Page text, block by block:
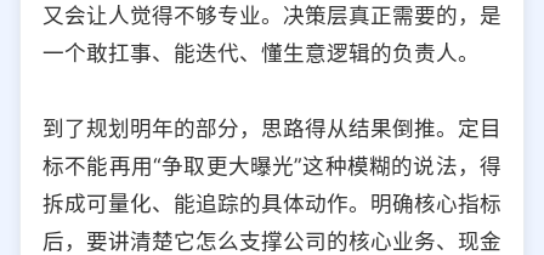
又会让人觉得不够专业。决策层真正需要的，是
一个敢扛事、能迭代、懂生意逻辑的负责人。
到了规划明年的部分，思路得从结果倒推。定目
标不能再用“争取更大曝光”这种模糊的说法，得
拆成可量化、能追踪的具体动作。明确核心指标
后，要讲清楚它怎么支撑公司的核心业务、现金